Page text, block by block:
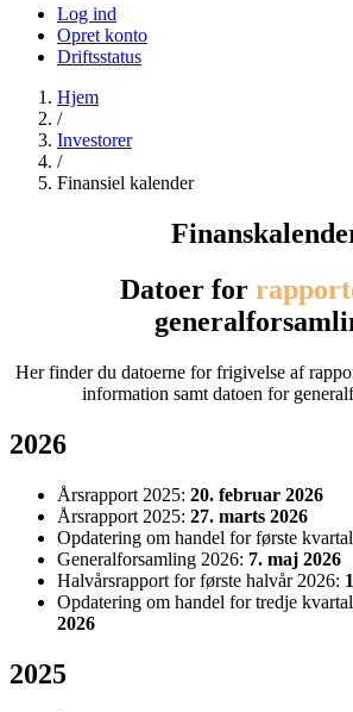
Log ind
Opret konto
Driftsstatus
Hjem
/
Investorer
/
Finansiel kalender
Datoer for
Her finder du datoerne for frigivelse af
information samt datoen for
2026
Årsrapport 2025: 20. februar 2026
Årsrapport 2025: 27. marts 2026
Opdatering om handel for første
Generalforsamling 2026: 7. maj 2026
Halvårsrapport for første halvår 2026:
Opdatering om handel for tredje
2026
2025